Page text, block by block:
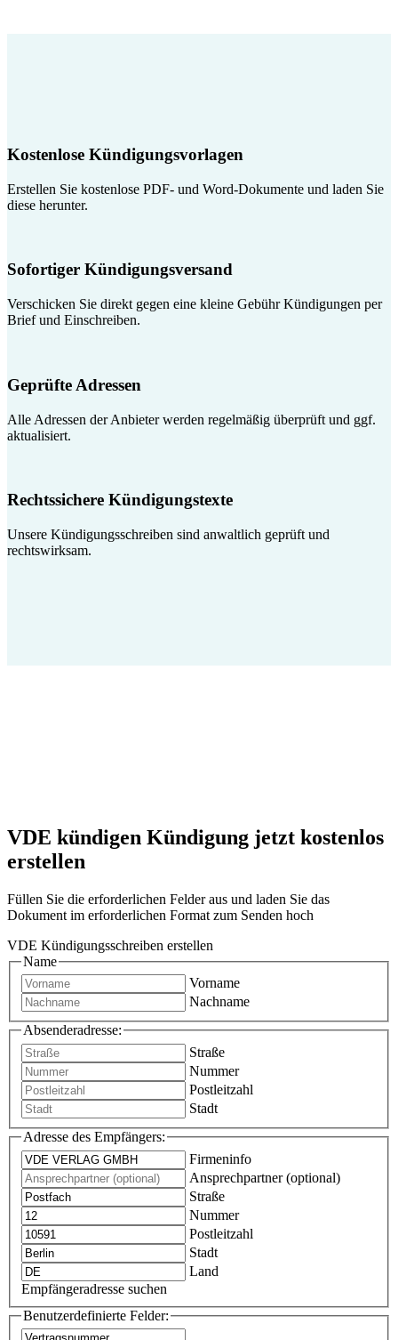
Kostenlose Kündigungsvorlagen
Erstellen Sie kostenlose PDF- und Word-Dokumente und laden Sie
diese herunter.
Sofortiger Kündigungsversand
Verschicken Sie direkt gegen eine kleine Gebühr Kündigungen per
Brief und Einschreiben.
Geprüfte Adressen
Alle Adressen der Anbieter werden regelmäßig überprüft und ggf.
aktualisiert.
Rechtssichere Kündigungstexte
Unsere Kündigungsschreiben sind anwaltlich geprüft und
rechtswirksam.
VDE kündigen Kündigung jetzt kostenlos
erstellen
Füllen Sie die erforderlichen Felder aus und laden Sie das
Dokument im erforderlichen Format zum Senden hoch
VDE Kündigungsschreiben erstellen
Name
Vorname
Nachname
Absenderadresse:
Straße
Nummer
Postleitzahl
Stadt
Adresse des Empfängers:
Firmeninfo
Ansprechpartner (optional)
Straße
Nummer
Postleitzahl
Stadt
Land
Empfängeradresse suchen
Benutzerdefinierte Felder: